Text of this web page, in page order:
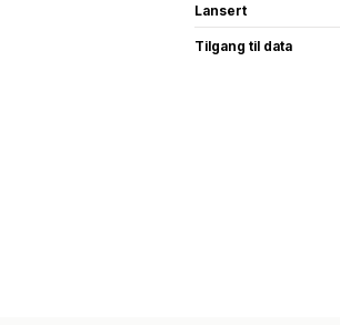
Lansert
Tilgang til data